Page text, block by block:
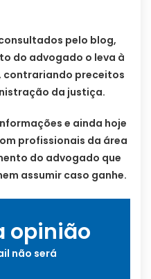
pelo blog,
do advogado o leva à
contrariando preceitos
da justiça.
e ainda hoje
profissionais da área
do advogado que
assumir caso ganhe.
opinião
não será